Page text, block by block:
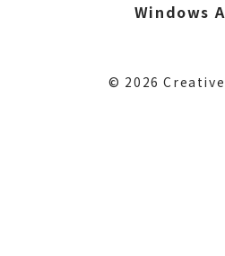
Windows
© 2026